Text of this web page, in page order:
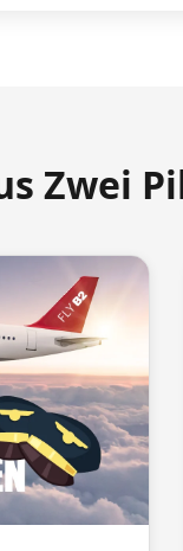
Zwei